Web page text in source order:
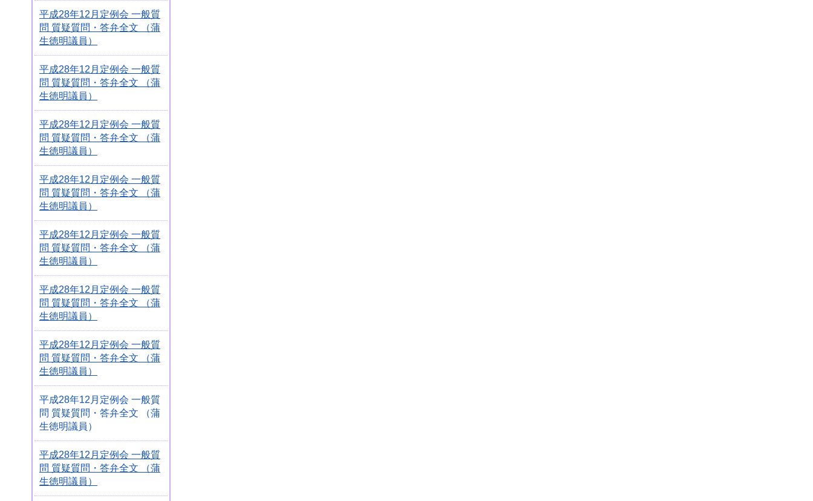
平成28年12月定例会 一般質
問 質疑質問・答弁全文 （蒲
生徳明議員）
平成28年12月定例会 一般質
問 質疑質問・答弁全文 （蒲
生徳明議員）
平成28年12月定例会 一般質
問 質疑質問・答弁全文 （蒲
生徳明議員）
平成28年12月定例会 一般質
問 質疑質問・答弁全文 （蒲
生徳明議員）
平成28年12月定例会 一般質
問 質疑質問・答弁全文 （蒲
生徳明議員）
平成28年12月定例会 一般質
問 質疑質問・答弁全文 （蒲
生徳明議員）
平成28年12月定例会 一般質
問 質疑質問・答弁全文 （蒲
生徳明議員）
平成28年12月定例会 一般質
問 質疑質問・答弁全文 （蒲
生徳明議員）
平成28年12月定例会 一般質
問 質疑質問・答弁全文 （蒲
生徳明議員）